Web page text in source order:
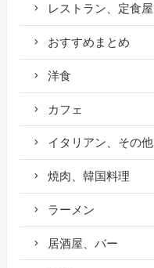
レストラン、定食屋
おすすめまとめ
洋食
カフェ
イタリアン、その他
焼肉、韓国料理
ラーメン
居酒屋、バー